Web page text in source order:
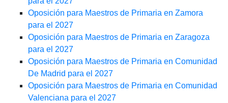
Oposición para Maestros de Primaria en Zamora
para el 2027
Oposición para Maestros de Primaria en Zaragoza
para el 2027
Oposición para Maestros de Primaria en Comunidad
De Madrid para el 2027
Oposición para Maestros de Primaria en Comunidad
Valenciana para el 2027